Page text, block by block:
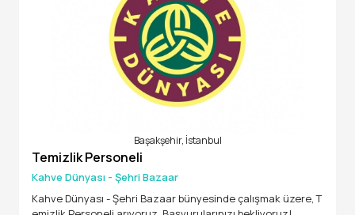
Başakşehir, İstanbul
Temizlik Personeli
Kahve Dünyası - Şehri Bazaar
Kahve Dünyası - Şehri Bazaar bünyesinde çalışmak üzere, T